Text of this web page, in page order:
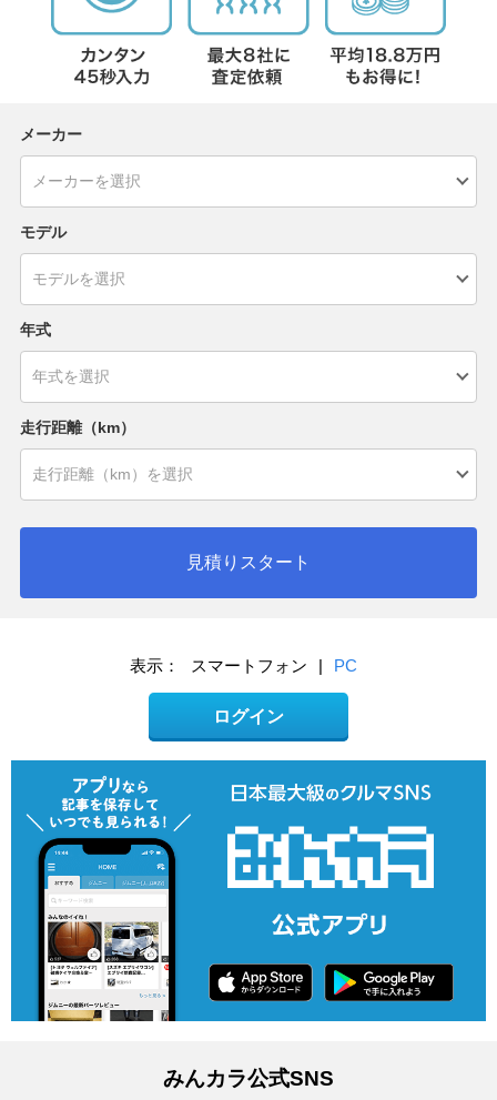
メーカー
モデル
年式
走行距離（km）
見積りスタート
表示： スマートフォン | PC
ログイン
みんカラ公式SNS